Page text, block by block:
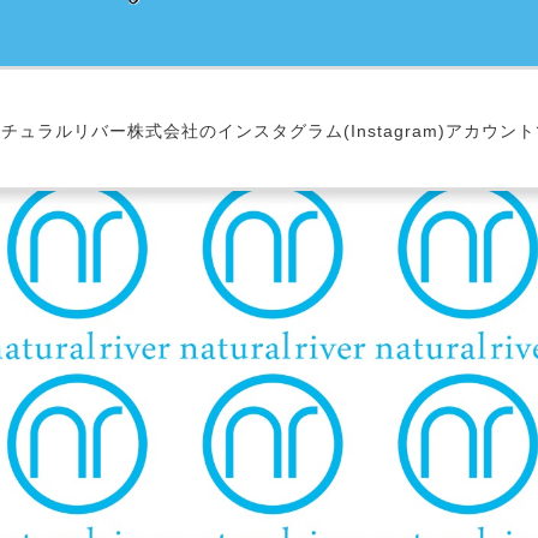
ュラルリバー株式会社のインスタグラム(Instagram)アカウン